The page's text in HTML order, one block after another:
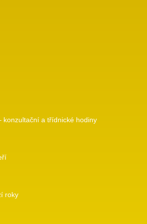
konzultační a třídnické hodiny
roky